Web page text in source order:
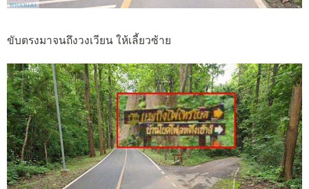
ขับตรงมาจนถึงวงเวียน ให้เลี้ยวซ้าย